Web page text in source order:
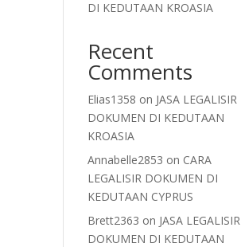
DI KEDUTAAN KROASIA
Recent
Comments
Elias1358 on JASA LEGALISIR
DOKUMEN DI KEDUTAAN
KROASIA
Annabelle2853 on CARA
LEGALISIR DOKUMEN DI
KEDUTAAN CYPRUS
Brett2363 on JASA LEGALISIR
DOKUMEN DI KEDUTAAN